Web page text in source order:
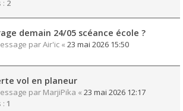
: 2
demain 24/05 scéance école ?
parAir'ic « 23 mai 2026 15:50
vol en planeur
par MarjiPika « 23 mai 2026 12:17
: 1